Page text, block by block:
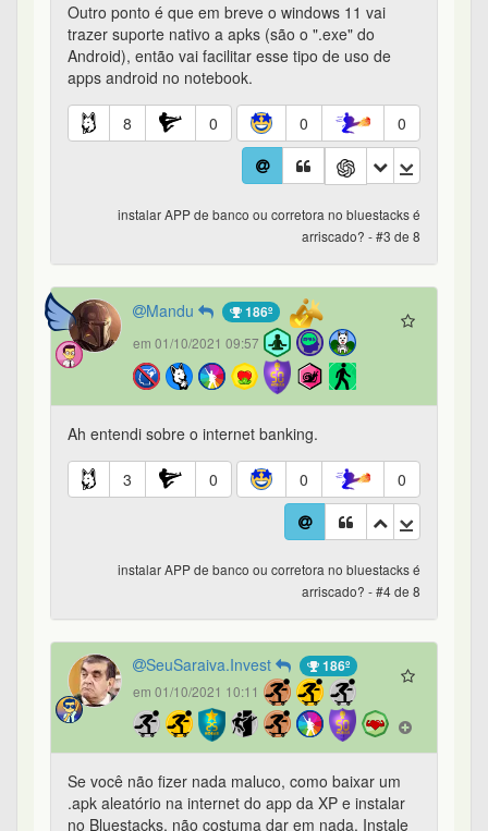
Outro ponto é que em breve o windows 11 vai
trazer suporte nativo a apks (são o ".exe" do
Android), então vai facilitar esse tipo de uso de
apps android no notebook.
8 0 0 0
instalar APP de banco ou corretora no bluestacks é
arriscado? - #3 de 8
Mandu 186º
em 01/10/2021 09:57
Ah entendi sobre o internet banking.
3 0 0 0
instalar APP de banco ou corretora no bluestacks é
arriscado? - #4 de 8
SeuSaraiva.Invest 186º
em 01/10/2021 10:11
Se você não fizer nada maluco, como baixar um
.apk aleatório na internet do app da XP e instalar
no Bluestacks, não costuma dar em nada. Instale